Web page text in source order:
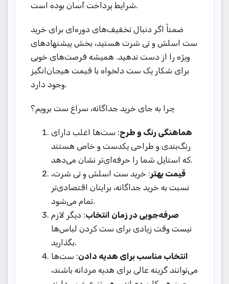
شرایط پرداخت آسان بوده است.
ضمناً اگر دنبال تخفیف‌های دوره‌ای برای خرید
ست اسلش و تی شرت هستید، بخش پیشنهادهای
ویژه را از دست ندهید. همیشه فرصت‌های خوبی
برای شکار یک ست دلخواه با قیمت هیجان‌انگیز
وجود دارد.
چرا به جای خرید جداگانه، سراغ ست برویم؟
هماهنگی رنگ و طرح: ست‌ها اغلب دارای
رنگ‌بندی و طراحی یکدست و خاص هستند
که استایل شما را حرفه‌ای‌تر نشان می‌دهد.
قیمت بهتر: خرید ست اسلش و تی شرت،
نسبت به خرید جداگانه، برایتان اقتصادی‌تر
تمام می‌شود.
صرفه‌جویی در زمان انتخاب: دیگر لازم
نیست وقت زیادی برای ست کردن لباس‌ها
بگذارید.
انتخاب مناسب برای هدیه دادن: ست‌ها
می‌توانند گزینه عالی برای هدیه مردانه باشند،